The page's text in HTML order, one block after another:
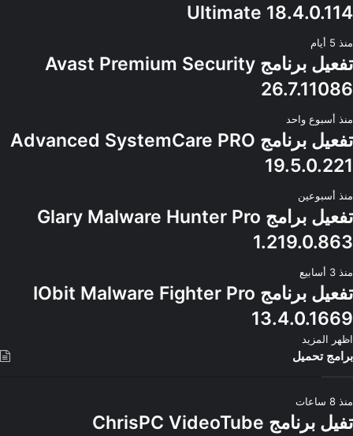
Ultimate 18.4.0.114
منذ 5 أيام
تفعيل برنامج Avast Premium Security
26.7.11086
منذ أسبوع واحد
تفعيل برنامج Advanced SystemCare PRO
19.5.0.221
منذ أسبوعين
تفعيل برامج Glary Malware Hunter Pro
1.219.0.863
منذ 3 أسابيع
تفعيل برنامج IObit Malware Fighter Pro
13.4.0.1669
اظهر المزيد
برامج تحميل
منذ 8 ساعات
تفيل برنامج ChrisPC VideoTube